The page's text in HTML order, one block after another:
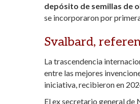
depósito de semillas de
se incorporaron por
Svalbard,
La trascendencia
entre las mejores
iniciativa, recibieron en
El ex secretario general de